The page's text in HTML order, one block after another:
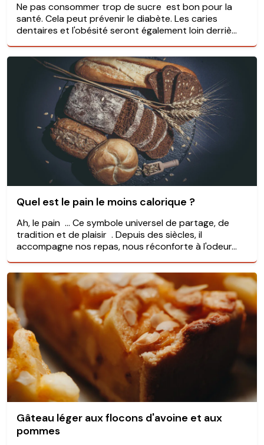
Ne pas consommer trop de sucre est bon pour la
santé. Cela peut prévenir le diabète. Les caries
dentaires et l'obésité seront également loin derriè...
Quel est le pain le moins calorique ?
Ah, le pain … Ce symbole universel de partage, de
tradition et de plaisir . Depuis des siècles, il
accompagne nos repas, nous réconforte à l'odeur...
Gâteau léger aux flocons d'avoine et aux
pommes